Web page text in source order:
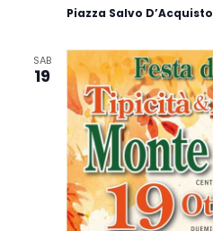
Piazza Salvo D’Acquisto
SAB
19